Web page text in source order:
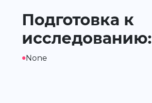
Подготовка к
исследованию:
•None